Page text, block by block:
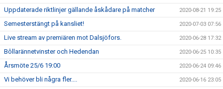
Uppdaterade riktlinjer gällande åskådare på matcher 2020-08-21 19:25
Semesterstängt på kansliet! 2020-07-03 07:56
Live stream av premiären mot Dalsjöfors. 2020-06-28 17:32
Bôllarännetvinster och Hedendan 2020-06-25 10:35
Årsmöte 25/6 19:00 2020-06-24 09:46
Vi behöver bli några fler.... 2020-06-16 23:05